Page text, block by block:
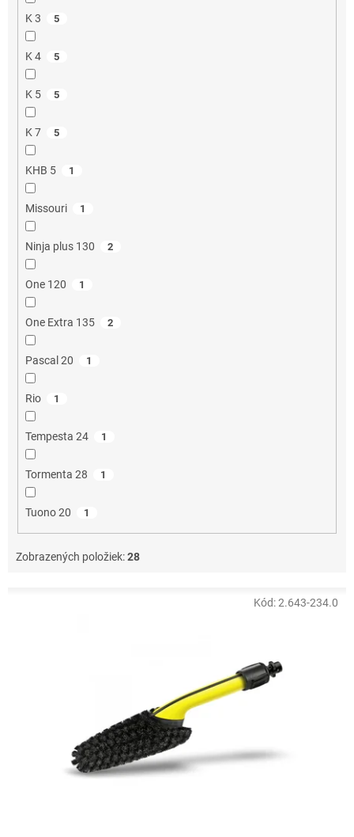
K 3 5
K 4 5
K 5 5
K 7 5
KHB 5 1
Missouri 1
Ninja plus 130 2
One 120 1
One Extra 135 2
Pascal 20 1
Rio 1
Tempesta 24 1
Tormenta 28 1
Tuono 20 1
Zobrazených položiek:28
Kód:2.643-234.0